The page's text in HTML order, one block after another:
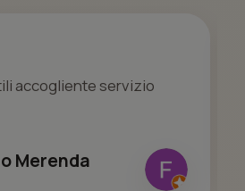
accogliente servizio
Merenda